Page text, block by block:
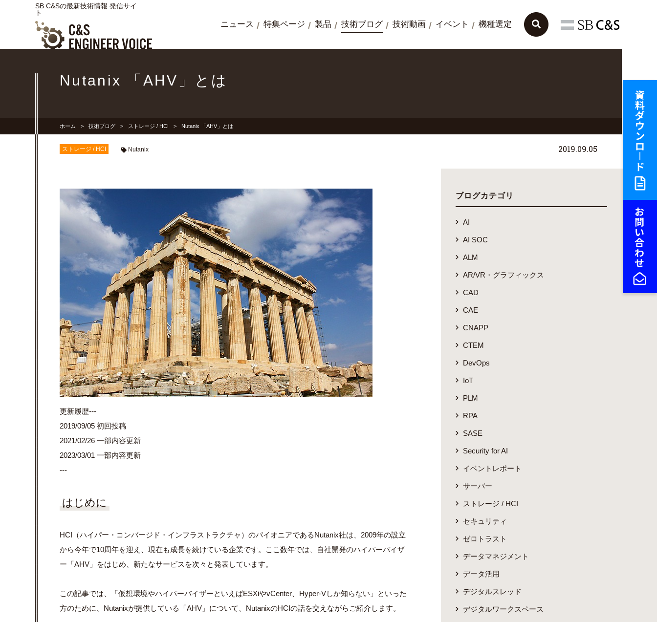
SB C&Sの最新技術情報 発信サイ
ト
ニュース 特集ページ 製品 技術ブログ 技術動画 イベント 機種選定
Nutanix 「AHV」とは
ホーム 技術ブログ ストレージ / HCI Nutanix 「AHV」とは
ストレージ / HCI Nutanix 2019.09.05
更新履歴---
2019/09/05 初回投稿
2021/02/26 一部内容更新
2023/03/01 一部内容更新
---
はじめに
HCI（ハイパー・コンバージド・インフラストラクチャ）のパイオニアであるNutanix社は、2009年の設立
から今年で10周年を迎え、現在も成長を続けている企業です。ここ数年では、自社開発のハイパーバイザ
ー「AHV」をはじめ、新たなサービスを次々と発表しています。
この記事では、「仮想環境やハイパーバイザーといえばESXiやvCenter、Hyper-Vしか知らない」といった
方のために、Nutanixが提供している「AHV」について、NutanixのHCIの話を交えながらご紹介します。
ブログカテゴリ
AI
AI SOC
ALM
AR/VR・グラフィックス
CAD
CAE
CNAPP
CTEM
DevOps
IoT
PLM
RPA
SASE
Security for AI
イベントレポート
サーバー
ストレージ / HCI
セキュリティ
ゼロトラスト
データマネジメント
データ活用
デジタルスレッド
デジタルワークスペース